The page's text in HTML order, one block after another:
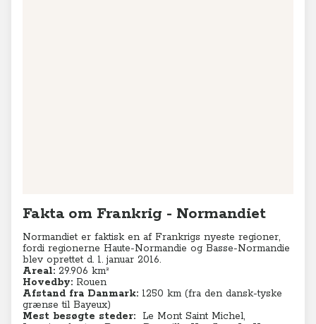
Fakta om Frankrig - Normandiet
Normandiet er faktisk en af Frankrigs nyeste regioner,
fordi regionerne Haute-Normandie og Basse-Normandie
blev oprettet d. 1. januar 2016.
Areal: 29.906 km²
Hovedby: Rouen
Afstand fra Danmark: 1250 km (fra den dansk-tyske
grænse til Bayeux)
Mest besøgte steder:
Le Mont Saint Michel,